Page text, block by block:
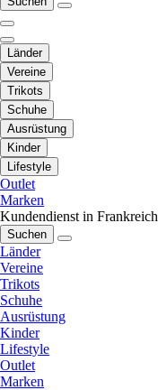
Länder
Vereine
Trikots
Schuhe
Ausrüstung
Kinder
Lifestyle
Outlet
Marken
Kundendienst in Frankreich
Suchen
Länder
Vereine
Trikots
Schuhe
Ausrüstung
Kinder
Lifestyle
Outlet
Marken